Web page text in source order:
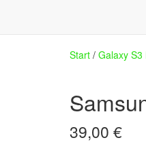
Start / Galaxy S3
39,00 €